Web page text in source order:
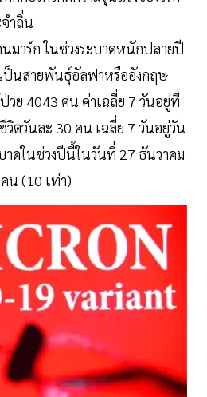
ำถิ่น
มาร์ก ในช่วงระบาดหนักปลายปี
ป็นสายพันธุ์อัลฟาหรืออังกฤษ
ย 4043 คน ค่าเฉลี่ย 7 วันอยู่ที่
ตวันละ 30 คน เฉลี่ย 7 วันอยู่วัน
ดในช่วงปีนี้ในวันที่ 27 ธันวาคม
น (10 เท่า)